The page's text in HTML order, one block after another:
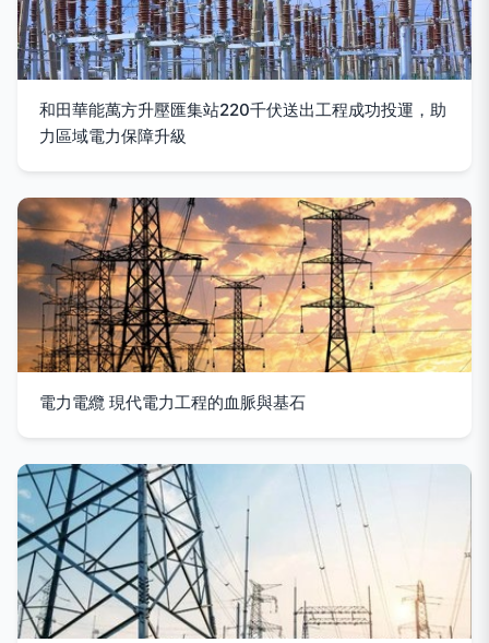
和田華能萬方升壓匯集站220千伏送出工程成功投運，助
力區域電力保障升級
電力電纜 現代電力工程的血脈與基石